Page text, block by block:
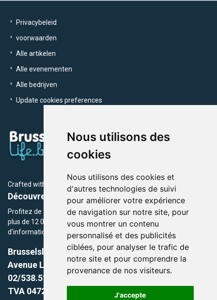
Nous utilisons des
cookies
Nous utilisons des cookies et
d'autres technologies de suivi
pour améliorer votre expérience
de navigation sur notre site, pour
vous montrer un contenu
personnalisé et des publicités
ciblées, pour analyser le trafic de
notre site et pour comprendre la
provenance de nos visiteurs.
J'accepte
Privacybeleid
voorwaarden
Alle artikelen
Alle evenementen
Alle bedrijven
Update cookies preferences
Crafted with by Brusselslife Team
Découvrez plus de 12 000 adresses et événements
Profitez de toutes les sections de BrusselsLife.be et découvrez
plus de 12 000 adresses et un grand choix d'événements,
d'informations et de conseils et astuces de notre écriture.
Brusselslife.be
Avenue Louise, 500 -1050 Ixelles, Brussels,
02/538.51.49.
TVA 0472.281.221